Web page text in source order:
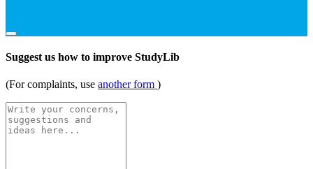
Suggest us how to improve StudyLib
(For complaints, use another form )